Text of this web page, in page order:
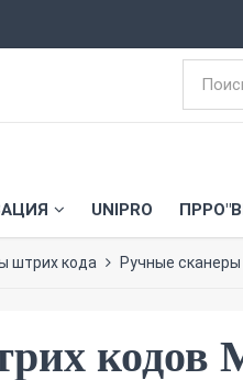
UNIPRO
штрих кода Ручные
кодов